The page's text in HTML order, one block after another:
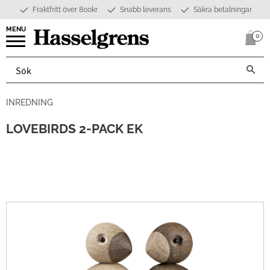
Meny
Fraktfritt över 800kr Snabb leverans Säkra betalningar
0
INREDNING
LOVEBIRDS 2-PACK EK